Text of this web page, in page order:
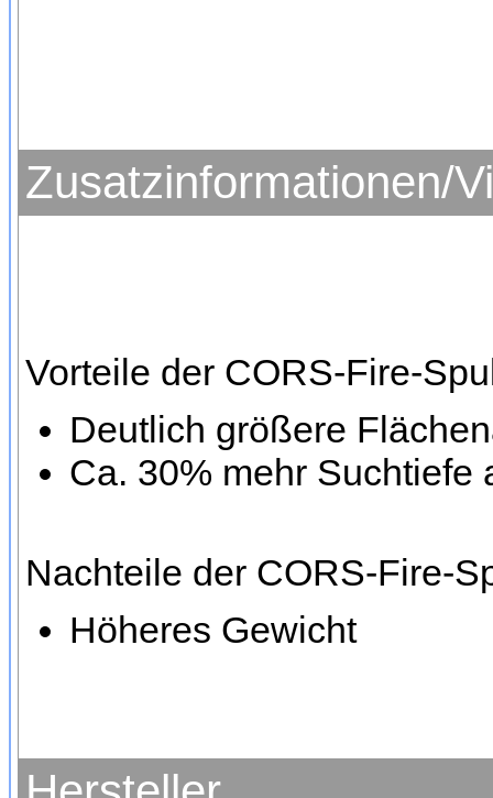
Zusatzinformationen/
Vorteile der CORS-Fire-
Deutlich größere
Ca. 30% mehr Suchtiefe
Nachteile der CORS-Fire-
Höheres Gewicht